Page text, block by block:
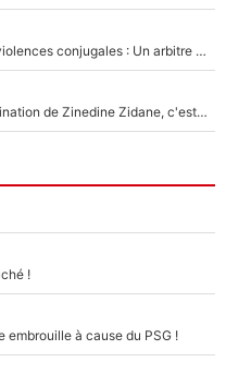
Des terrains de Ligue 1 au tribunal pour violences conjugales : Un arbitre français encourt une peine de 18 mois de prison !
Equipe de France : 10 jours après la nomination de Zinedine Zidane, c'est au tour de son fils de prendre un nouveau départ !
!
embrouille à cause du PSG !